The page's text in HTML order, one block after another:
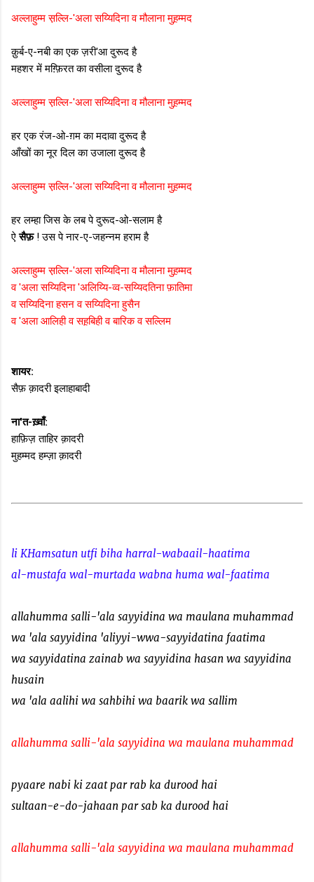
अल्लाहुम्म स़ल्लि-'अला सय्यिदिना व मौलाना मुह़म्मद
क़ुर्ब-ए-नबी का एक ज़री'आ दुरूद है
महशर में मग़्फ़िरत का वसीला दुरूद है
अल्लाहुम्म स़ल्लि-'अला सय्यिदिना व मौलाना मुह़म्मद
हर एक रंज-ओ-ग़म का मदावा दुरूद है
आँखों का नूर दिल का उजाला दुरूद है
अल्लाहुम्म स़ल्लि-'अला सय्यिदिना व मौलाना मुह़म्मद
हर लम्हा जिस के लब पे दुरूद-ओ-सलाम है
ऐसैफ़! उस पे नार-ए-जहन्नम हराम है
अल्लाहुम्म स़ल्लि-'अला सय्यिदिना व मौलाना मुह़म्मद
व 'अला सय्यिदिना 'अलिय्यि-व्व-सय्यिदतिना फ़ातिमा
व सय्यिदिना हसन व सय्यिदिना हुसैन
व 'अला आलिही व सह़बिही व बारिक व सल्लिम
शायर:
सैफ़ क़ादरी इलाहाबादी
ना'त-ख़्वाँ:
हाफ़िज़ ताहिर क़ादरी
मुहम्मद हम्ज़ा क़ादरी
li KHamsatun utfi biha harral-wabaail-haatima
al-mustafa wal-murtada wabna huma wal-faatima
allahumma salli-'ala sayyidina wa maulana muhammad
wa 'ala sayyidina 'aliyyi-wwa-sayyidatina faatima
wa sayyidatina zainab wa sayyidina hasan wa sayyidina
husain
wa 'ala aalihi wa sahbihi wa baarik wa sallim
allahumma salli-'ala sayyidina wa maulana muhammad
pyaare nabi ki zaat par rab ka durood hai
sultaan-e-do-jahaan par sab ka durood hai
allahumma salli-'ala sayyidina wa maulana muhammad